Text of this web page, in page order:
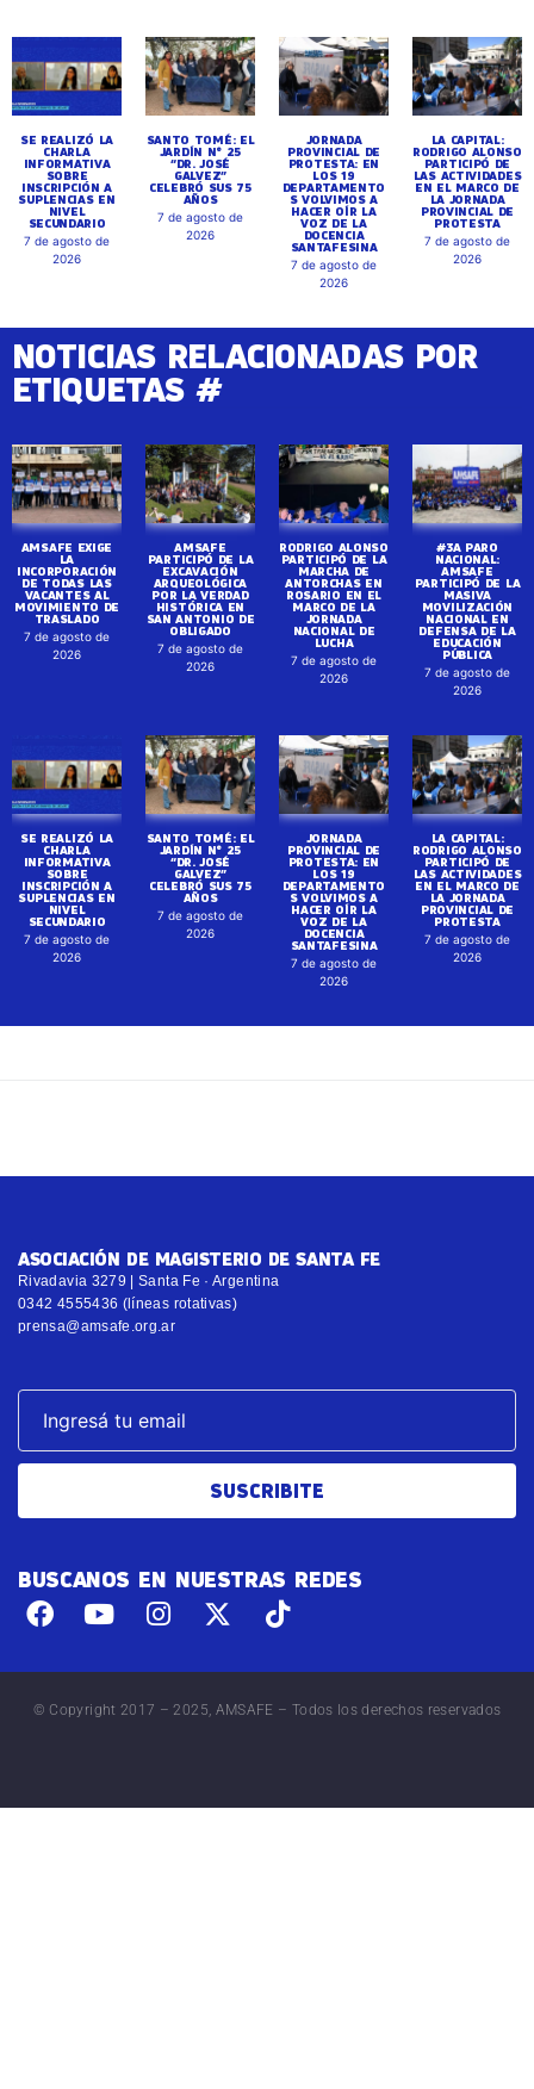
SE REALIZÓ LA
CHARLA
INFORMATIVA
SOBRE
INSCRIPCIÓN A
SUPLENCIAS EN
NIVEL
SECUNDARIO
7 de agosto de
2026
SANTO TOMÉ: EL
JARDÍN N° 25
“DR. JOSÉ
GALVEZ”
CELEBRÓ SUS 75
AÑOS
7 de agosto de
2026
JORNADA
PROVINCIAL DE
PROTESTA: EN
LOS 19
DEPARTAMENTO
S VOLVIMOS A
HACER OÍR LA
VOZ DE LA
DOCENCIA
SANTAFESINA
7 de agosto de
2026
LA CAPITAL:
RODRIGO ALONSO
PARTICIPÓ DE
LAS ACTIVIDADES
EN EL MARCO DE
LA JORNADA
PROVINCIAL DE
PROTESTA
7 de agosto de
2026
NOTICIAS RELACIONADAS POR
ETIQUETAS #
AMSAFE EXIGE
LA
INCORPORACIÓN
DE TODAS LAS
VACANTES AL
MOVIMIENTO DE
TRASLADO
7 de agosto de
2026
AMSAFE
PARTICIPÓ DE LA
EXCAVACIÓN
ARQUEOLÓGICA
POR LA VERDAD
HISTÓRICA EN
SAN ANTONIO DE
OBLIGADO
7 de agosto de
2026
RODRIGO ALONSO
PARTICIPÓ DE LA
MARCHA DE
ANTORCHAS EN
ROSARIO EN EL
MARCO DE LA
JORNADA
NACIONAL DE
LUCHA
7 de agosto de
2026
#3A PARO
NACIONAL:
AMSAFE
PARTICIPÓ DE LA
MASIVA
MOVILIZACIÓN
NACIONAL EN
DEFENSA DE LA
EDUCACIÓN
PÚBLICA
7 de agosto de
2026
SE REALIZÓ LA
CHARLA
INFORMATIVA
SOBRE
INSCRIPCIÓN A
SUPLENCIAS EN
NIVEL
SECUNDARIO
7 de agosto de
2026
SANTO TOMÉ: EL
JARDÍN N° 25
“DR. JOSÉ
GALVEZ”
CELEBRÓ SUS 75
AÑOS
7 de agosto de
2026
JORNADA
PROVINCIAL DE
PROTESTA: EN
LOS 19
DEPARTAMENTO
S VOLVIMOS A
HACER OÍR LA
VOZ DE LA
DOCENCIA
SANTAFESINA
7 de agosto de
2026
LA CAPITAL:
RODRIGO ALONSO
PARTICIPÓ DE
LAS ACTIVIDADES
EN EL MARCO DE
LA JORNADA
PROVINCIAL DE
PROTESTA
7 de agosto de
2026
ASOCIACIÓN DE MAGISTERIO DE SANTA FE
Rivadavia 3279 | Santa Fe · Argentina
0342 4555436 (líneas rotativas)
prensa@amsafe.org.ar
SUSCRIBITE
BUSCANOS EN NUESTRAS REDES
© Copyright 2017 – 2025, AMSAFE – Todos los derechos reservados